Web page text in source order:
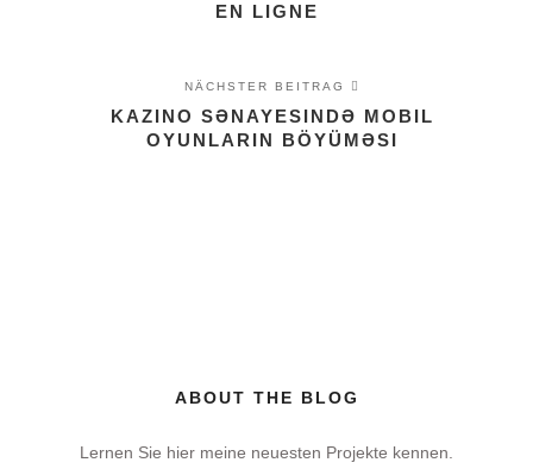
EN LIGNE
NÄCHSTER BEITRAG
KAZINO SƏNAYESINDƏ MOBIL
OYUNLARIN BÖYÜMƏSI
ABOUT THE BLOG
Lernen Sie hier meine neuesten Projekte kennen.